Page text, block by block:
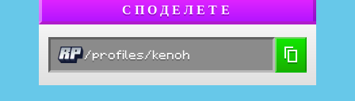
СПОДЕЛЕТЕ
/profiles/kenoh